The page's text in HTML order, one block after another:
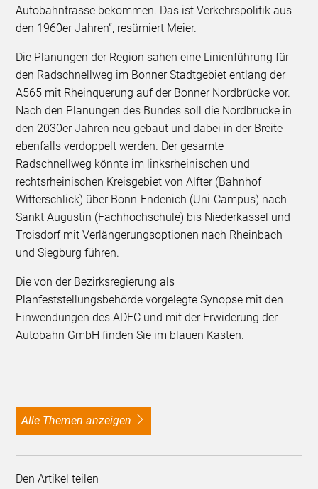
Autobahntrasse bekommen. Das ist Verkehrspolitik aus
den 1960er Jahren“, resümiert Meier.
Die Planungen der Region sahen eine Linienführung für
den Radschnellweg im Bonner Stadtgebiet entlang der
A565 mit Rheinquerung auf der Bonner Nordbrücke vor.
Nach den Planungen des Bundes soll die Nordbrücke in
den 2030er Jahren neu gebaut und dabei in der Breite
ebenfalls verdoppelt werden. Der gesamte
Radschnellweg könnte im linksrheinischen und
rechtsrheinischen Kreisgebiet von Alfter (Bahnhof
Witterschlick) über Bonn-Endenich (Uni-Campus) nach
Sankt Augustin (Fachhochschule) bis Niederkassel und
Troisdorf mit Verlängerungsoptionen nach Rheinbach
und Siegburg führen.
Die von der Bezirksregierung als
Planfeststellungsbehörde vorgelegte Synopse mit den
Einwendungen des ADFC und mit der Erwiderung der
Autobahn GmbH finden Sie im blauen Kasten.
alle Themen anzeigen
Den Artikel teilen